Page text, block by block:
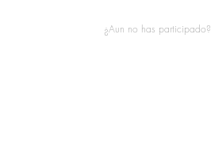
¿Aun no has participado?